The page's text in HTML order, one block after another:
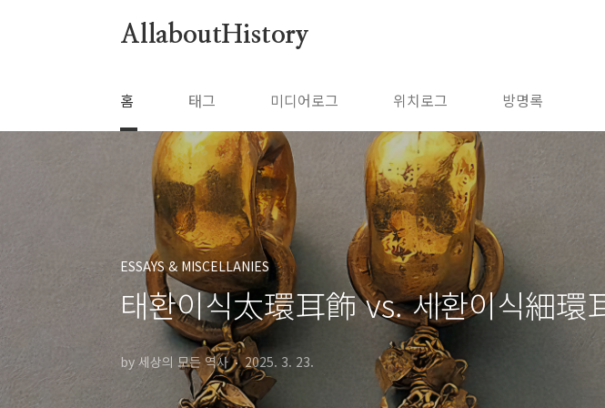
AllaboutHistory
홈 태그 미디어로그 위치로그 방명록
ESSAYS & MISCELLANIES
태환이식太環耳飾 vs. 세환이식細環
by 세상의 모든 역사 2025. 3. 23.